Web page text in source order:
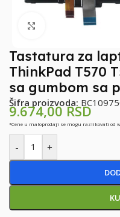
Klikni za uvećanje
Tastatura za
ThinkPad T570
sa gumbom sa
Šifra proizvoda:
9.674,00RSD
*Cene u maloprodaji se mogu razlikovati od
- +